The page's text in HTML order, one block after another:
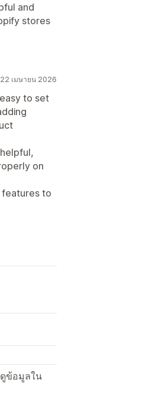
and
stores
22 เมษายน 2026
to set
on
to
ข้อมูลใน